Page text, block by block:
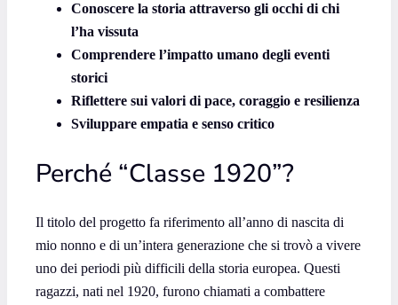
Conoscere la storia attraverso gli occhi di chi
l’ha vissuta
Comprendere l’impatto umano degli eventi
storici
Riflettere sui valori di pace, coraggio e resilienza
Sviluppare empatia e senso critico
Perché “Classe 1920”?
Il titolo del progetto fa riferimento all’anno di nascita di
mio nonno e di un’intera generazione che si trovò a vivere
uno dei periodi più difficili della storia europea. Questi
ragazzi, nati nel 1920, furono chiamati a combattere